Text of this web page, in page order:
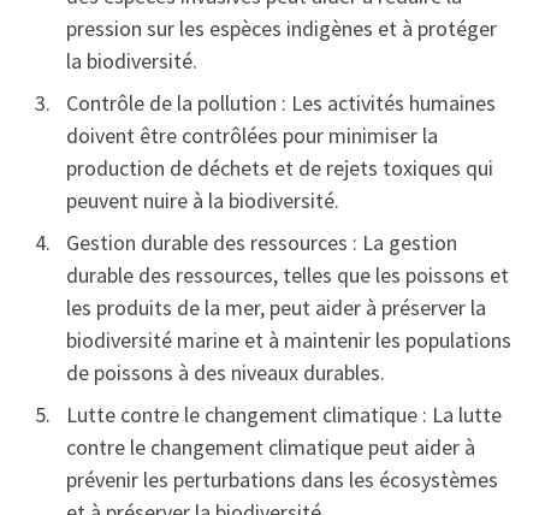
pression sur les espèces indigènes et à protéger
la biodiversité.
Contrôle de la pollution : Les activités humaines
doivent être contrôlées pour minimiser la
production de déchets et de rejets toxiques qui
peuvent nuire à la biodiversité.
Gestion durable des ressources : La gestion
durable des ressources, telles que les poissons et
les produits de la mer, peut aider à préserver la
biodiversité marine et à maintenir les populations
de poissons à des niveaux durables.
Lutte contre le changement climatique : La lutte
contre le changement climatique peut aider à
prévenir les perturbations dans les écosystèmes